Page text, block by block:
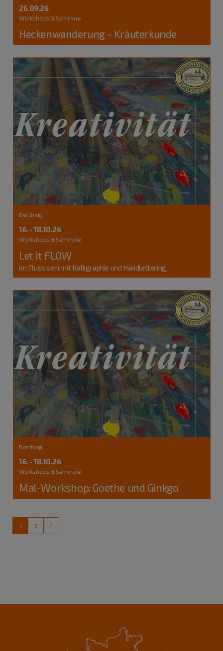
26.09.26
Workshops & Seminare
Heckenwanderung - Kräuterkunde
Berching
16. - 18.10.26
Workshops & Seminare
Let it FLOW
im Fluss sein mit Kalligraphie und Handlettering
Berching
16. - 18.10.26
Workshops & Seminare
Mal-Workshop: Goethe und Ginkgo
1 2